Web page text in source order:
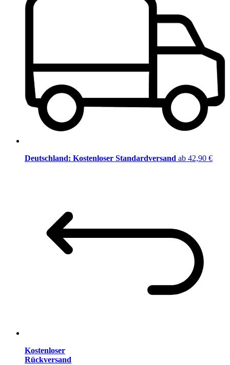
Deutschland: Kostenloser Standardversand ab 42,90 €
Kostenloser
Rückversand